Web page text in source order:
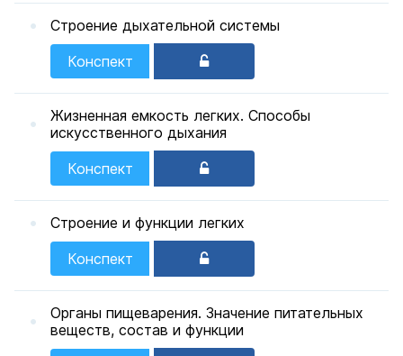
Строение дыхательной системы
Конспект
Жизненная емкость легких. Способы
искусственного дыхания
Конспект
Строение и функции легких
Конспект
Органы пищеварения. Значение питательных
веществ, состав и функции